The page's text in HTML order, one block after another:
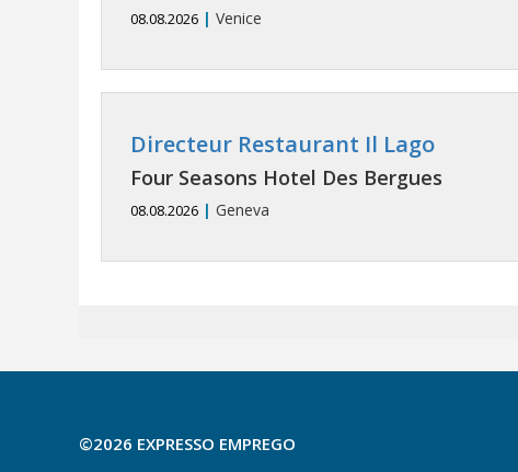
08.08.2026 | Venice
Directeur Restaurant Il Lago
Four Seasons Hotel Des Bergues
08.08.2026 | Geneva
©2026 EXPRESSO EMPREGO